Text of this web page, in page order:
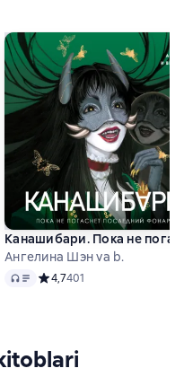
фонарь. Том 4
оценок
Канашибари. Пока не
Ангелина Шэн va b.
Audio Средний рейтинг 4,7 на
4,7401